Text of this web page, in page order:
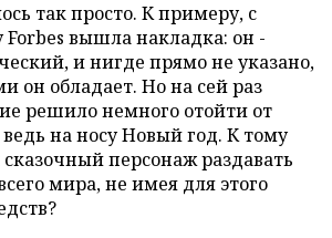
так просто. К примеру, с
Forbes вышла накладка: он -
и нигде прямо не указано,
он обладает. Но на сей раз
решило немного отойти от
на носу Новый год. К тому
персонаж раздавать
мира, не имея для этого